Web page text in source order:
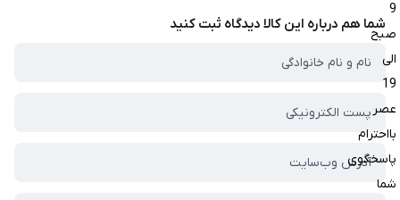
9
صبح
الی
19
عصر
بااحترام
پاسخگوی
شما
شما هم درباره این کالا دیدگاه ثبت کنید